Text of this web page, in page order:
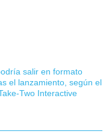
salir en formato
el lanzamiento, según el
Two Interactive